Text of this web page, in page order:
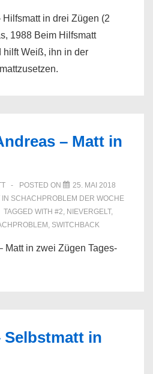
in drei Zügen (2
1988 Beim Hilfsmatt
hilft Weiß, ihn in der
– Matt in
POSTED ON
25. MAI 2018
SCHACHPROBLEM DER WOCHE
TAGGED WITH #2, NIEVERGELT,
, SWITCHBACK
Matt in zwei Zügen Tages-
Selbstmatt in